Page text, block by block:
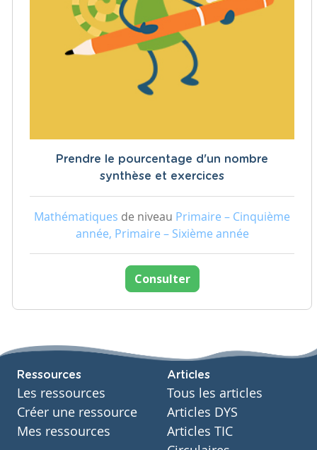
Prendre le pourcentage d'un nombre
synthèse et exercices
Mathématiques de niveau Primaire – Cinquième
année, Primaire – Sixième année
Consulter
Ressources
Les ressources
Créer une ressource
Mes ressources
Articles
Tous les articles
Articles DYS
Articles TIC